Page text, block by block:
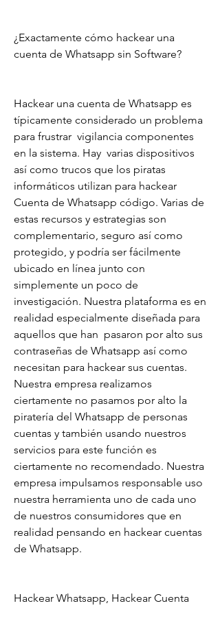
¿Exactamente cómo hackear una
cuenta de Whatsapp sin Software?
Hackear una cuenta de Whatsapp es
típicamente considerado un problema
para frustrar  vigilancia componentes
en la sistema. Hay  varias dispositivos
así como trucos que los piratas
informáticos utilizan para hackear
Cuenta de Whatsapp código. Varias de
estas recursos y estrategias son
complementario, seguro así como
protegido, y podría ser fácilmente
ubicado en línea junto con
simplemente un poco de
investigación. Nuestra plataforma es en
realidad especialmente diseñada para
aquellos que han  pasaron por alto sus
contraseñas de Whatsapp así como
necesitan para hackear sus cuentas.
Nuestra empresa realizamos
ciertamente no pasamos por alto la
piratería del Whatsapp de personas
cuentas y también usando nuestros
servicios para este función es
ciertamente no recomendado. Nuestra
empresa impulsamos responsable uso
nuestra herramienta uno de cada uno
de nuestros consumidores que en
realidad pensando en hackear cuentas
de Whatsapp.
Hackear Whatsapp, Hackear Cuenta